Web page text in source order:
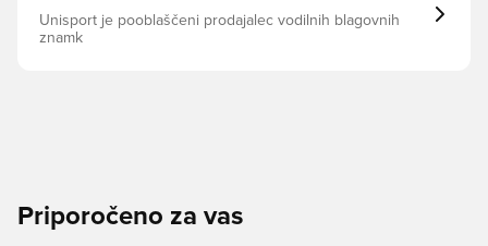
Unisport je pooblaščeni prodajalec vodilnih blagovnih
znamk
Priporočeno za vas